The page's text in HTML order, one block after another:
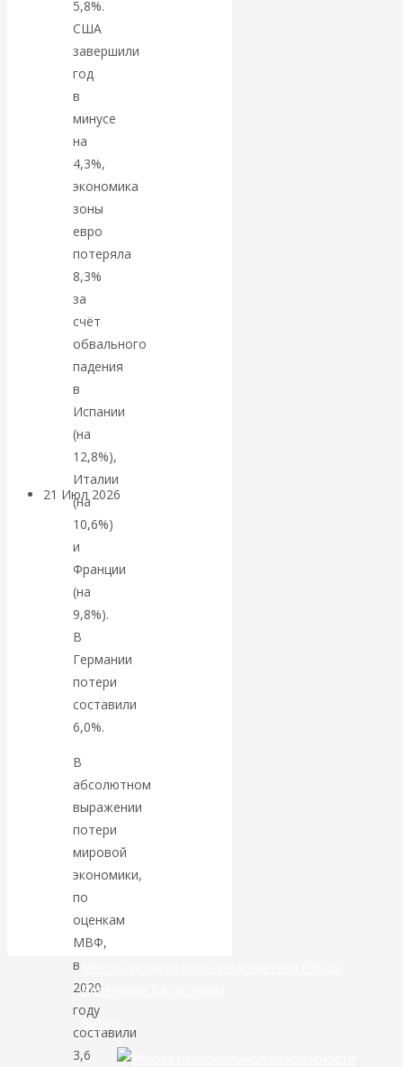
Валентин
КАтасонов.
Парадоксы
денежной
системы России.
Комментарий к
последним
данным
Центробанка о
наличной
денежной массе
21 Июл 2026
интервью и беседы
ВАлентин
Катасонов.
Воздушные
коридоры:
«Паутина-2»
провалилась, но
маршруты в
небе никуда не
делись
5,8%.
США
завершили
год
в
минусе
на
4,3%,
экономика
зоны
евро
потеряла
8,3%
за
счёт
обвального
падения
в
Испании
(на
12,8%),
Италии
(на
10,6%)
и
Франции
(на
9,8%).
В
Германии
потери
составили
6,0%.
В
абсолютном
выражении
потери
мировой
экономики,
по
оценкам
МВФ,
в
2020
году
составили
3,6
Валентина Катасонова
Видео